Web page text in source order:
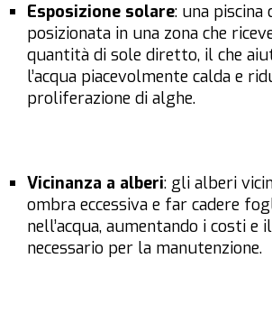
Esposizione solare: una piscina
posizionata in una zona che
quantità di sole diretto, il che
l’acqua piacevolmente calda e
proliferazione di alghe.
Vicinanza a alberi: gli alberi
ombra eccessiva e far cadere
nell’acqua, aumentando i costi e
necessario per la manutenzione.